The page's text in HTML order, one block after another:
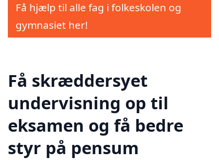
Få hjælp til alle fag i folkeskolen og
gymnasiet her!
Få skræddersyet
undervisning op til
eksamen og få bedre
styr på pensum